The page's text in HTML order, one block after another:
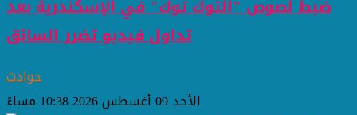
ضبط لصوص "التوك توك" في الإسكندرية بعد
تداول فيديو تضرر السائق
حوادث
الأحد 09 أغسطس 2026 10:38 مساءً